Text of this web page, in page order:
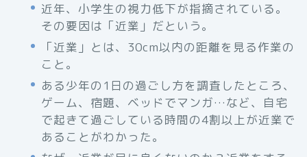
近年、小学生の視力低下が指摘されている。
その要因は「近業」だという。
「近業」とは、30cm以内の距離を見る作業の
こと。
ある少年の1日の過ごし方を調査したところ、
ゲーム、宿題、ベッドでマンガ…など、自宅
で起きて過ごしている時間の4割以上が近業で
あることがわかった。